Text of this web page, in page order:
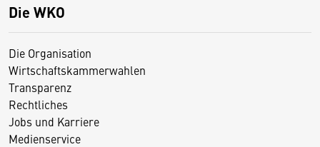
Die WKO
Die Organisation
Wirtschaftskammerwahlen
Transparenz
Rechtliches
Jobs und Karriere
Medienservice